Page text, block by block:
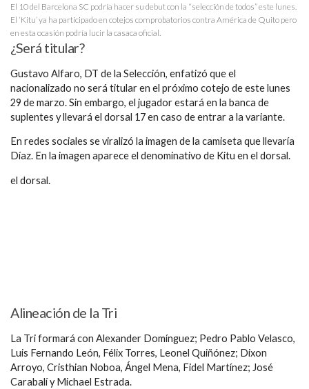
El 10 del Barcelona SC podría hacer su debut con la “selección de todos” este lunes.
El ‘Kitu’ ya ha participado en cotejos comprobatorios contra América de Quito pero
en esta ocasión podría lucir la casaca oficial.
¿Será titular?
Gustavo Alfaro, DT de la Selección, enfatizó que el
nacionalizado no será titular en el próximo cotejo de este lunes
29 de marzo. Sin embargo, el jugador estará en la banca de
suplentes y llevará el dorsal 17 en caso de entrar a la variante.
En redes sociales se viralizó la imagen de la camiseta que llevaría
Díaz. En la imagen aparece el denominativo de Kitu en el dorsal.
el dorsal.
Alineación de la Tri
La Tri formará con Alexander Domínguez; Pedro Pablo Velasco,
Luis Fernando León, Félix Torres, Leonel Quiñónez; Dixon
Arroyo, Cristhian Noboa, Ángel Mena, Fidel Martínez; José
Carabalí y Michael Estrada.